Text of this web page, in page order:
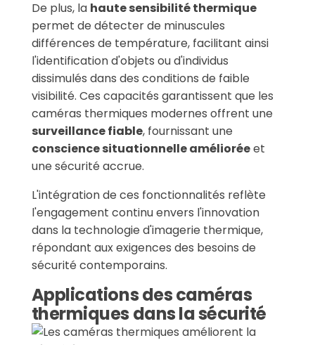
De plus, la haute sensibilité thermique
permet de détecter de minuscules
différences de température, facilitant ainsi
l'identification d'objets ou d'individus
dissimulés dans des conditions de faible
visibilité. Ces capacités garantissent que les
caméras thermiques modernes offrent une
surveillance fiable, fournissant une
conscience situationnelle amélioréeet
une sécurité accrue.
L'intégration de ces fonctionnalités reflète
l'engagement continu envers l'innovation
dans la technologie d'imagerie thermique,
répondant aux exigences des besoins de
sécurité contemporains.
Applications des caméras
thermiques dans la sécurité